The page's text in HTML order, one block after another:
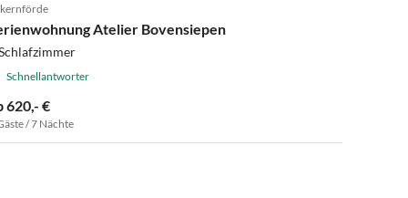
Atelier Bovensiepen
Schnellantworter
620,- €
/ 7 Nächte